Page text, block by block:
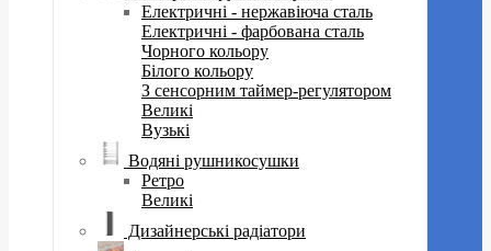
Електричні - нержавіюча сталь
Електричні - фарбована сталь
Чорного кольору
Білого кольору
З сенсорним таймер-регулятором
Великі
Вузькі
Водяні рушникосушки
Ретро
Великі
Дизайнерські радіатори